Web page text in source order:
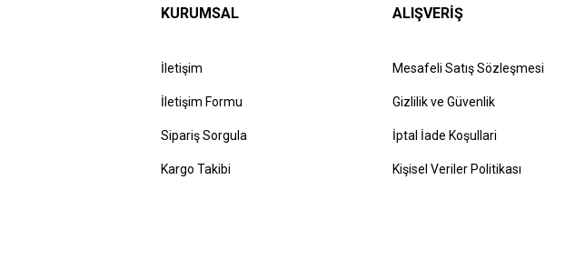
KURUMSAL
İletişim
İletişim Formu
Sipariş Sorgula
Kargo Takibi
ALIŞVERİŞ
Mesafeli Satış Sözleşmesi
Gizlilik ve Güvenlik
İptal İade Koşullari
Kişisel Veriler Politikası